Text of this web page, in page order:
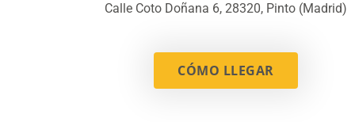
Calle Coto Doñana 6, 28320, Pinto (Madrid)
CÓMO LLEGAR